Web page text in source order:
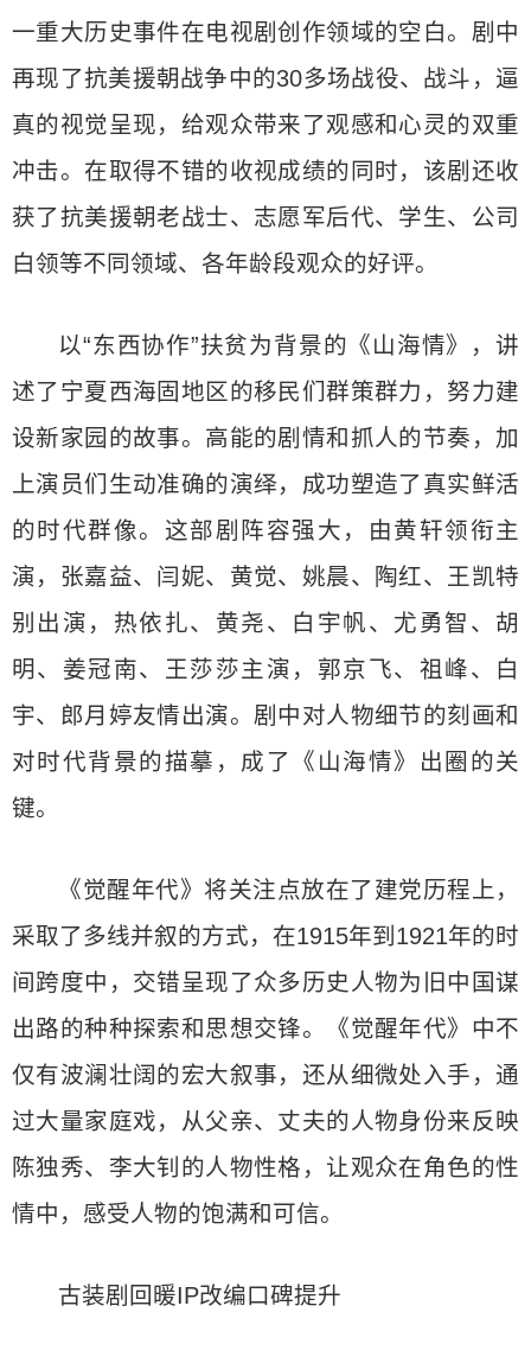
一重大历史事件在电视剧创作领域的空白。剧中
再现了抗美援朝战争中的30多场战役、战斗，逼
真的视觉呈现，给观众带来了观感和心灵的双重
冲击。在取得不错的收视成绩的同时，该剧还收
获了抗美援朝老战士、志愿军后代、学生、公司
白领等不同领域、各年龄段观众的好评。
以“东西协作”扶贫为背景的《山海情》，讲
述了宁夏西海固地区的移民们群策群力，努力建
设新家园的故事。高能的剧情和抓人的节奏，加
上演员们生动准确的演绎，成功塑造了真实鲜活
的时代群像。这部剧阵容强大，由黄轩领衔主
演，张嘉益、闫妮、黄觉、姚晨、陶红、王凯特
别出演，热依扎、黄尧、白宇帆、尤勇智、胡
明、姜冠南、王莎莎主演，郭京飞、祖峰、白
宇、郎月婷友情出演。剧中对人物细节的刻画和
对时代背景的描摹，成了《山海情》出圈的关
键。
《觉醒年代》将关注点放在了建党历程上，
采取了多线并叙的方式，在1915年到1921年的时
间跨度中，交错呈现了众多历史人物为旧中国谋
出路的种种探索和思想交锋。《觉醒年代》中不
仅有波澜壮阔的宏大叙事，还从细微处入手，通
过大量家庭戏，从父亲、丈夫的人物身份来反映
陈独秀、李大钊的人物性格，让观众在角色的性
情中，感受人物的饱满和可信。
古装剧回暖IP改编口碑提升